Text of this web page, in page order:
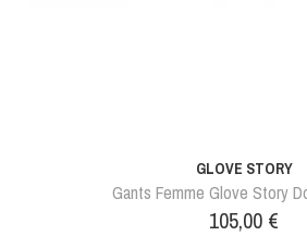
GLOVE STORY
Gants Femme Glove Story
Prix
105,00 €